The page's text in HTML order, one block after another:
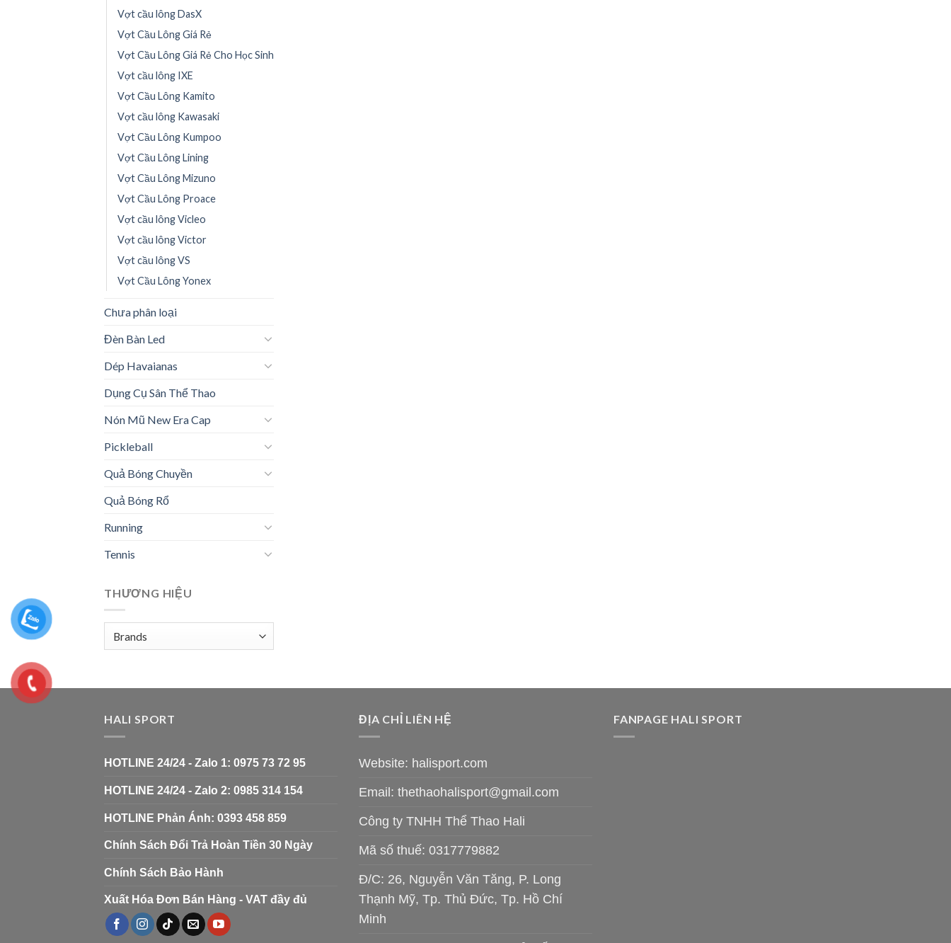
Vợt cầu lông DasX
Vợt Cầu Lông Giá Rẻ
Vợt Cầu Lông Giá Rẻ Cho Học Sinh
Vợt cầu lông IXE
Vợt Cầu Lông Kamito
Vợt cầu lông Kawasaki
Vợt Cầu Lông Kumpoo
Vợt Cầu Lông Lining
Vợt Cầu Lông Mizuno
Vợt Cầu Lông Proace
Vợt cầu lông Vicleo
Vợt cầu lông Victor
Vợt cầu lông VS
Vợt Cầu Lông Yonex
Chưa phân loại
Đèn Bàn Led
Dép Havaianas
Dụng Cụ Sân Thể Thao
Nón Mũ New Era Cap
Pickleball
Quả Bóng Chuyền
Quả Bóng Rổ
Running
Tennis
THƯƠNG HIỆU
HALI SPORT
HOTLINE 24/24 - Zalo 1: 0975 73 72 95
HOTLINE 24/24 - Zalo 2: 0985 314 154
HOTLINE Phản Ánh: 0393 458 859
Chính Sách Đổi Trả Hoàn Tiền 30 Ngày
Chính Sách Bảo Hành
Xuất Hóa Đơn Bán Hàng - VAT đầy đủ
ĐỊA CHỈ LIÊN HỆ
Website: halisport.com
Email: thethaohalisport@gmail.com
Công ty TNHH Thể Thao Hali
Mã số thuế: 0317779882
Đ/C: 26, Nguyễn Văn Tăng, P. Long
Thạnh Mỹ, Tp. Thủ Đức, Tp. Hồ Chí
Minh
FANPAGE HALI SPORT